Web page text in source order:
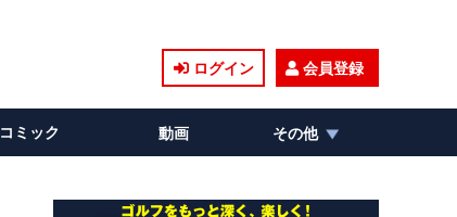
ログイン 会員登録
ミック 動画 その他